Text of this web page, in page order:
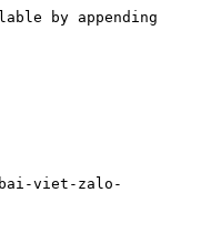
by appending
viet-zalo-